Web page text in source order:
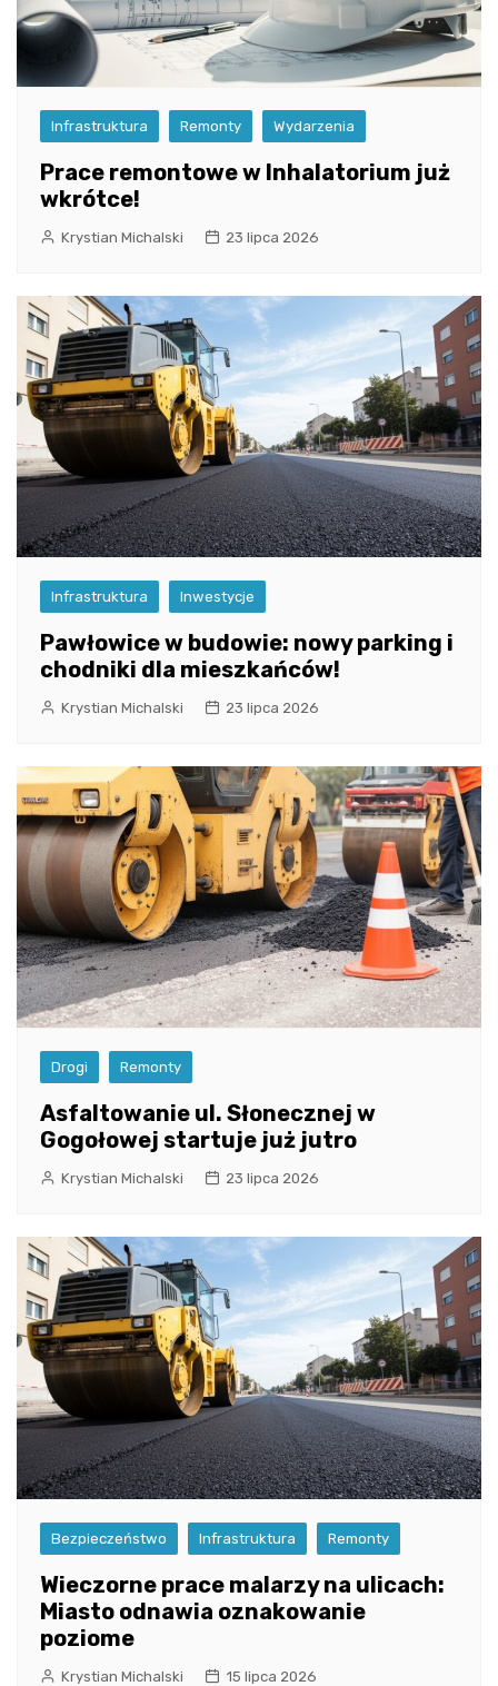
Infrastruktura Remonty Wydarzenia
Prace remontowe w Inhalatorium już
wkrótce!
Krystian Michalski 23 lipca 2026
Infrastruktura Inwestycje
Pawłowice w budowie: nowy parking i
chodniki dla mieszkańców!
Krystian Michalski 23 lipca 2026
Drogi Remonty
Asfaltowanie ul. Słonecznej w
Gogołowej startuje już jutro
Krystian Michalski 23 lipca 2026
Bezpieczeństwo Infrastruktura Remonty
Wieczorne prace malarzy na ulicach:
Miasto odnawia oznakowanie
poziome
Krystian Michalski 15 lipca 2026